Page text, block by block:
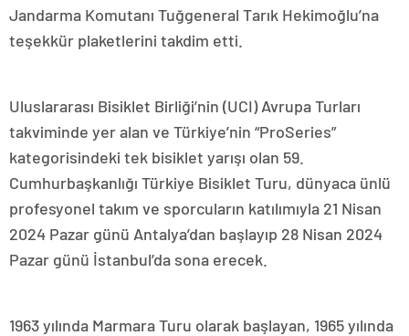
Jandarma Komutanı Tuğgeneral Tarık Hekimoğlu’na
teşekkür plaketlerini takdim etti.
Uluslararası Bisiklet Birliği’nin (UCI) Avrupa Turları
takviminde yer alan ve Türkiye’nin “ProSeries”
kategorisindeki tek bisiklet yarışı olan 59.
Cumhurbaşkanlığı Türkiye Bisiklet Turu, dünyaca ünlü
profesyonel takım ve sporcuların katılımıyla 21 Nisan
2024 Pazar günü Antalya’dan başlayıp 28 Nisan 2024
Pazar günü İstanbul’da sona erecek.
1963 yılında Marmara Turu olarak başlayan, 1965 yılında